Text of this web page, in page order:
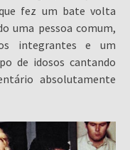
fez um bate volta
uma pessoa comum,
integrantes e um
de idosos cantando
absolutamente